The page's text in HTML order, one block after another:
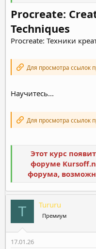
Procreate:
Techniques
Procreate: Техники
Для просмотра ссылок
Научитесь...
Для просмотра ссылок
Этот курс
форуме
форума,
T Tururu
Премиум
17.01.26